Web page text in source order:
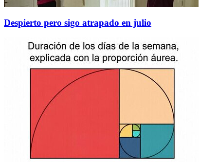
Despierto pero sigo atrapado en julio